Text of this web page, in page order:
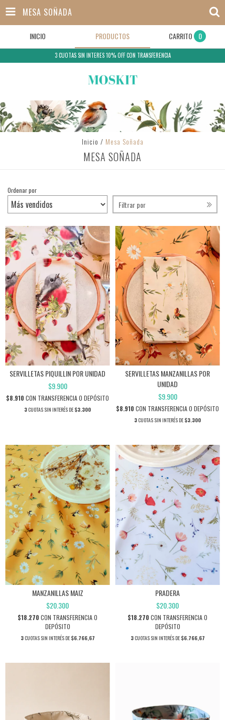
MESA SOÑADA
INICIO PRODUCTOS CARRITO 0
3 CUOTAS SIN INTERES 10% OFF CON TRANSFERENCIA
Inicio / Mesa Soñada
MESA SOÑADA
Ordenar por
Filtrar por
SERVILLETAS PIQUILLIN POR UNIDAD
$9.900
$8.910 CON TRANSFERENCIA O DEPÓSITO
3CUOTAS SIN INTERÉS DE $3.300
SERVILLETAS MANZANILLAS POR
UNIDAD
$9.900
$8.910 CON TRANSFERENCIA O DEPÓSITO
3CUOTAS SIN INTERÉS DE $3.300
MANZANILLAS MAIZ
$20.300
$18.270 CON TRANSFERENCIA O
DEPÓSITO
3CUOTAS SIN INTERÉS DE $6.766,67
PRADERA
$20.300
$18.270 CON TRANSFERENCIA O
DEPÓSITO
3CUOTAS SIN INTERÉS DE $6.766,67